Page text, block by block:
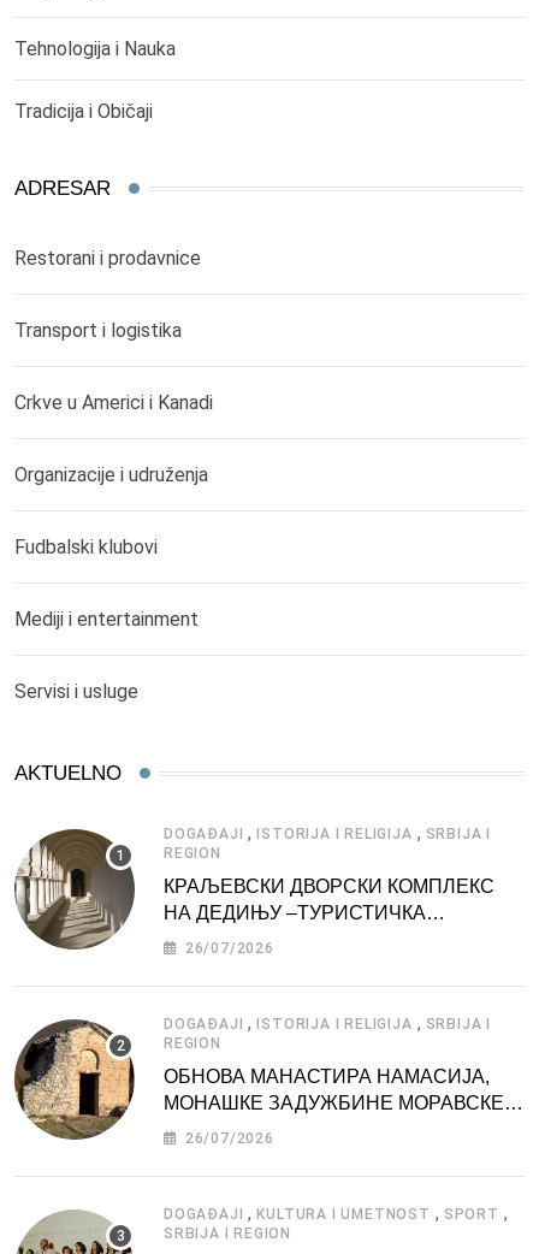
Tehnologija i Nauka
Tradicija i Običaji
ADRESAR
Restorani i prodavnice
Transport i logistika
Crkve u Americi i Kanadi
Organizacije i udruženja
Fudbalski klubovi
Mediji i entertainment
Servisi i usluge
AKTUELNO
DOGAĐAJI , ISTORIJA I RELIGIJA , SRBIJA I
REGION
КРАЉЕВСКИ ДВОРСКИ КОМПЛЕКС
НА ДЕДИЊУ –ТУРИСТИЧКА
АТРАКЦИЈА
26/07/2026
DOGAĐAJI , ISTORIJA I RELIGIJA , SRBIJA I
REGION
ОБНОВА МАНАСТИРА НАМАСИЈА,
МОНАШКЕ ЗАДУЖБИНЕ МОРАВСКЕ
СРБИЈЕ
26/07/2026
DOGAĐAJI ,KULTURA I UMETNOST , SPORT ,
SRBIJA I REGION